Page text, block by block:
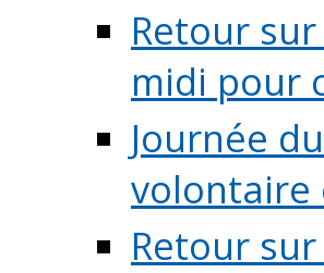
Retour
midi pour
Journée
volontaire
Retour